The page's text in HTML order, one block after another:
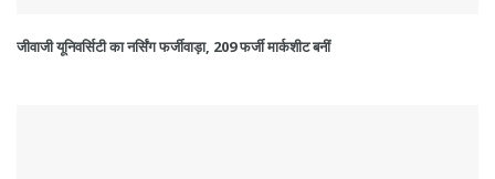
जीवाजी यूनिवर्सिटी का नर्सिंग फर्जीवाड़ा, 209 फर्जी मार्कशीट बनीं